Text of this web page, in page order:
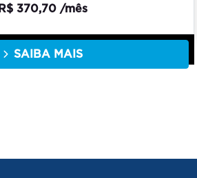
R$ 370,70 /mês
SAIBA MAIS